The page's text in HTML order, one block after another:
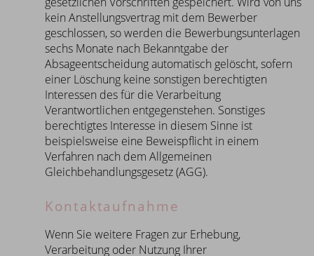
kein Anstellungsvertrag mit dem Bewerber
geschlossen, so werden die Bewerbungsunterlagen
sechs Monate nach Bekanntgabe der
Absageentscheidung automatisch gelöscht, sofern
einer Löschung keine sonstigen berechtigten
Interessen des für die Verarbeitung
Verantwortlichen entgegenstehen. Sonstiges
berechtigtes Interesse in diesem Sinne ist
beispielsweise eine Beweispflicht in einem
Verfahren nach dem Allgemeinen
Gleichbehandlungsgesetz (AGG).
Kontaktaufnahme
Wenn Sie weitere Fragen zur Erhebung,
Verarbeitung oder Nutzung Ihrer